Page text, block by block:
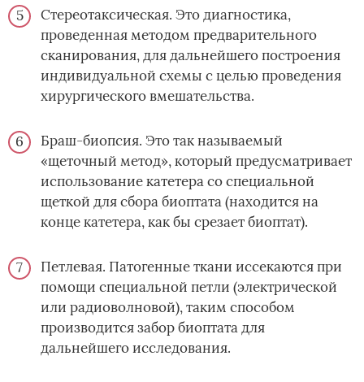
Стереотаксическая. Это диагностика,
проведенная методом предварительного
сканирования, для дальнейшего построения
индивидуальной схемы с целью проведения
хирургического вмешательства.
Браш-биопсия. Это так называемый
«щеточный метод», который предусматривает
использование катетера со специальной
щеткой для сбора биоптата (находится на
конце катетера, как бы срезает биоптат).
Петлевая. Патогенные ткани иссекаются при
помощи специальной петли (электрической
или радиоволновой), таким способом
производится забор биоптата для
дальнейшего исследования.